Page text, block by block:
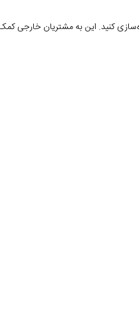
کنید. این به مشتریان خارجی